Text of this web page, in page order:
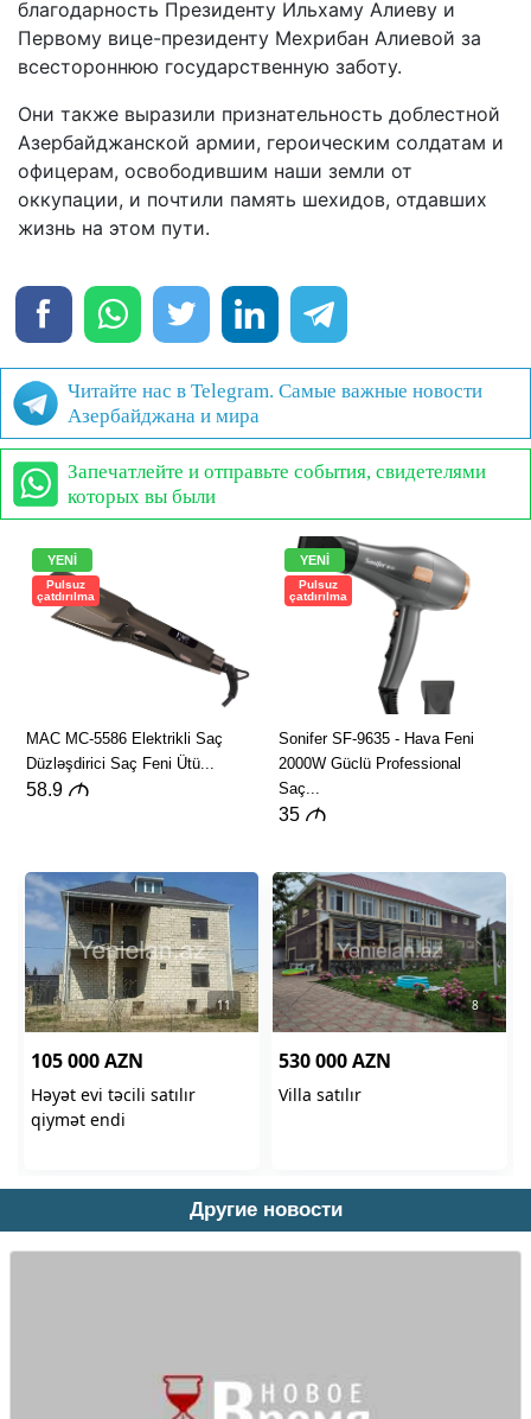
благодарность Президенту Ильхаму Алиеву и
Первому вице-президенту Мехрибан Алиевой за
всестороннюю государственную заботу.
Они также выразили признательность доблестной
Азербайджанской армии, героическим солдатам и
офицерам, освободившим наши земли от
оккупации, и почтили память шехидов, отдавших
жизнь на этом пути.
Читайте нас в Telegram. Самые важные новости
Азербайджана и мира
Запечатлейте и отправьте события, свидетелями
которых вы были
Другие новости